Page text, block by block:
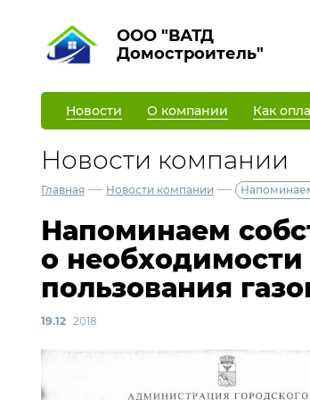
ООО "ВАТД
Домостроитель"
Новости О компании Как
Новости компании
Главная — Новости компании —
Напоминаем
о
пользования
19.12 2018